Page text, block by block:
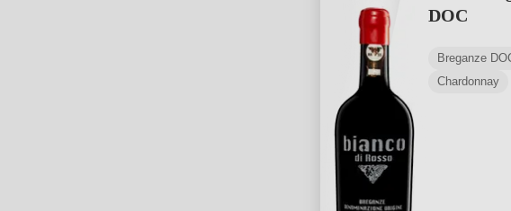
DOC
Breganze
Chardonnay